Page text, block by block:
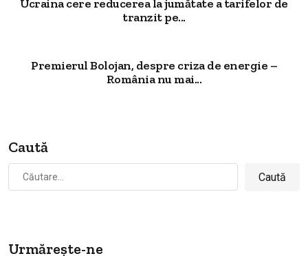
Ucraina cere reducerea la jumătate a tarifelor de
tranzit pe...
Premierul Bolojan, despre criza de energie –
România nu mai...
Caută
după:
Urmărește-ne